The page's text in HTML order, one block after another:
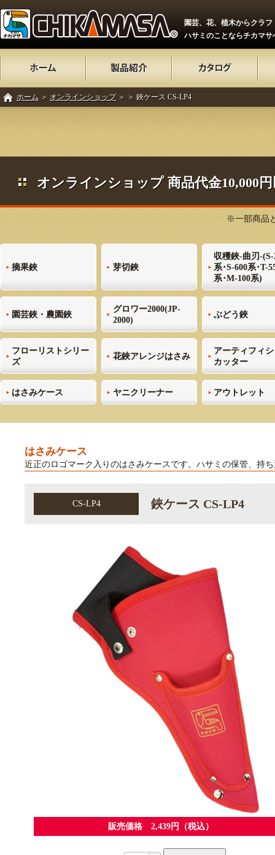
園芸、花、植木からクラフ
ハサミのことならチカマサ
ホーム ＞ オンラインショップ＞ ＞ 鋏ケース CS-LP4
オンラインショップ 商品代金10,000
※一部商品
摘果鋏 芽切鋏
収穫鋏-曲刃-(S-
系･S-600系･T-
系･M-100系)
園芸鋏・農園鋏
グロワー2000(JP-
2000)
ぶどう鋏
フローリストシリー
ズ
花鋏アレンジはさみ
アーティフィ
カッター
はさみケース ヤニクリーナー アウトレット
はさみケース
近正のロゴマーク入りのはさみケースです。ハサミの保管、持
CS-LP4 鋏ケース CS-LP4
販売価格 2,439円（税込）